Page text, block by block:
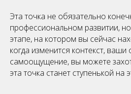
Эта точка не обязательно
профессиональном развитии,
этапе, на котором вы сейчас
когда изменится контекст,
самоощущение, вы можете
эта точка станет ступенькой на